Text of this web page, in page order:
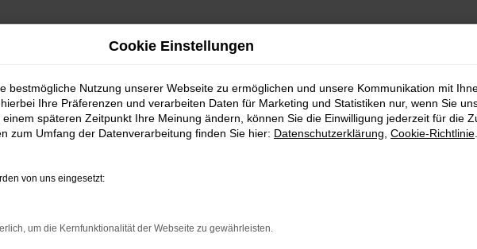
Cookie Einstellungen
bestmögliche Nutzung unserer Webseite zu ermöglichen und unsere Kommunikation mit
Ihre Präferenzen und verarbeiten Daten für Marketing und Statistiken nur, wenn Sie
späteren Zeitpunkt Ihre Meinung ändern, können Sie die Einwilligung jederzeit für die
zum Umfang der Datenverarbeitung finden Sie hier: Datenschutzerklärung Cookie-Richtlinie
von uns eingesetzt:
um die Kernfunktionalität der Webseite zu gewährleisten.